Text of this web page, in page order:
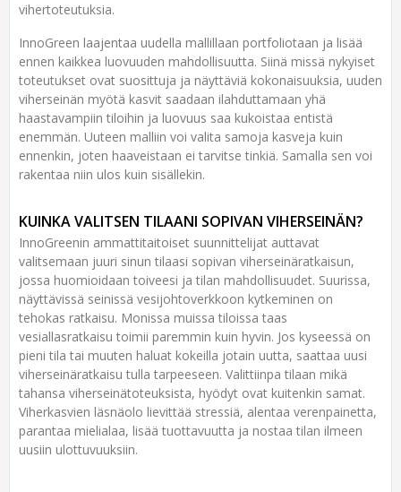
vihertoteutuksia.
InnoGreen laajentaa uudella mallillaan portfoliotaan ja lisää
ennen kaikkea luovuuden mahdollisuutta. Siinä missä nykyiset
toteutukset ovat suosittuja ja näyttäviä kokonaisuuksia, uuden
viherseinän myötä kasvit saadaan ilahduttamaan yhä
haastavampiin tiloihin ja luovuus saa kukoistaa entistä
enemmän. Uuteen malliin voi valita samoja kasveja kuin
ennenkin, joten haaveistaan ei tarvitse tinkiä. Samalla sen voi
rakentaa niin ulos kuin sisällekin.
KUINKA VALITSEN TILAANI SOPIVAN VIHERSEINÄN?
InnoGreenin ammattitaitoiset suunnittelijat auttavat
valitsemaan juuri sinun tilaasi sopivan viherseinäratkaisun,
jossa huomioidaan toiveesi ja tilan mahdollisuudet. Suurissa,
näyttävissä seinissä vesijohtoverkkoon kytkeminen on
tehokas ratkaisu. Monissa muissa tiloissa taas
vesiallasratkaisu toimii paremmin kuin hyvin. Jos kyseessä on
pieni tila tai muuten haluat kokeilla jotain uutta, saattaa uusi
viherseinäratkaisu tulla tarpeeseen. Valittiinpa tilaan mikä
tahansa viherseinätoteuksista, hyödyt ovat kuitenkin samat.
Viherkasvien läsnäolo lievittää stressiä, alentaa verenpainetta,
parantaa mielialaa, lisää tuottavuutta ja nostaa tilan ilmeen
uusiin ulottuvuuksiin.